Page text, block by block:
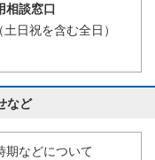
相談窓口
日祝を含む全日）
など
期などについて